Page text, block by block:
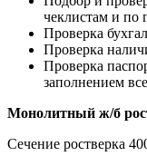
чеклистам и по
Проверка
Проверка
Проверка
заполнением
Монолитный ж/б
Сечение ростверка